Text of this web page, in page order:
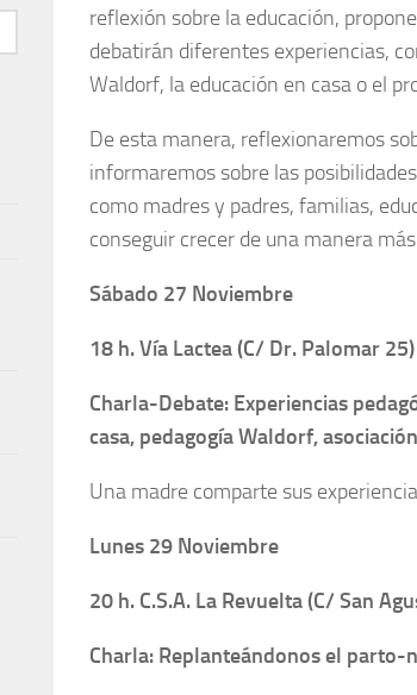
reflexión sobre la educación,
debatirán diferentes experiencias,
Waldorf, la educación en casa o el
De esta manera, reflexionaremos
informaremos sobre las
como madres y padres, familias,
conseguir crecer de una manera
Sábado 27 Noviembre
18 h. Vía Lactea (C/ Dr. Palomar 25)
Charla-Debate: Experiencias
casa, pedagogía Waldorf,
Una madre comparte sus
Lunes 29 Noviembre
20 h. C.S.A. La Revuelta (C/ San
Charla: Replanteándonos el parto-